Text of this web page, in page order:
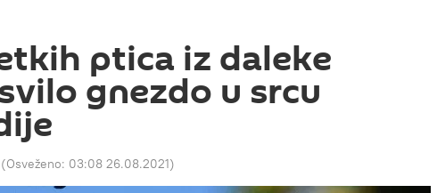
ptica iz daleke
gnezdo u srcu
(Osveženo: 03:08 26.08.2021)